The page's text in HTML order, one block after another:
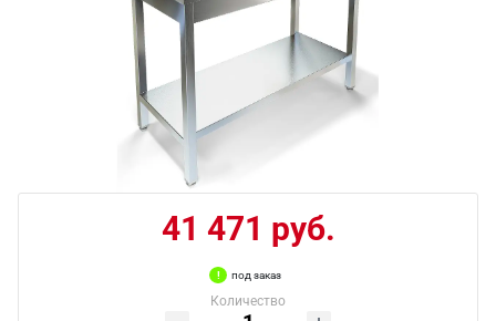
41 471 руб.
под заказ
Количество